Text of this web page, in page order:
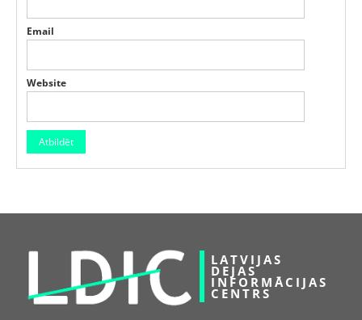
Email
Website
LATVIJAS
DEJAS
INFORMĀCIJAS
CENTRS